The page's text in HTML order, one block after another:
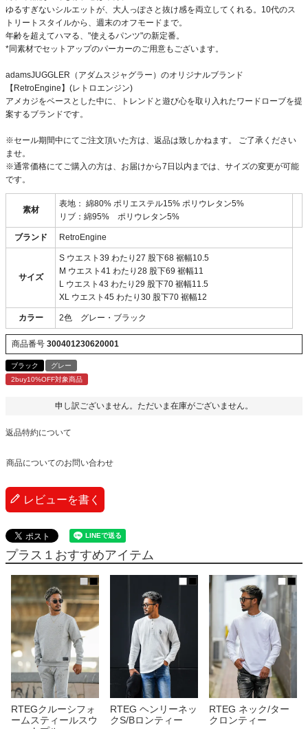
ゆるすぎないシルエットが、大人っぽさと抜け感を両立してくれる。10代のス
トリートスタイルから、週末のオフモードまで。
年齢を超えてハマる、"使えるパンツ"の新定番。
*同素材でセットアップのパーカーのご用意もございます。
adamsJUGGLER（アダムスジャグラー）のオリジナルブランド
【RetroEngine】(レトロエンジン)
アメカジをベースとした中に、トレンドと遊び心を取り入れたワードローブを提
案するブランドです。
※セール期間中にてご注文頂いた方は、返品は致しかねます。 ご了承ください
ませ。
※通常価格にてご購入の方は、お届けから7日以内までは、サイズの変更が可能
です。
素材
表地： 綿80% ポリエステル15% ポリウレタン5%
リブ：綿95% ポリウレタン5%
ブランド RetroEngine
サイズ
S ウエスト39 わたり27 股下68 裾幅10.5
M ウエスト41 わたり28 股下69 裾幅11
L ウエスト43 わたり29 股下70 裾幅11.5
XL ウエスト45 わたり30 股下70 裾幅12
カラー 2色 グレー・ブラック
商品番号 300401230620001
ブラック
グレー
2buy10%OFF対象商品
申し訳ございません。ただいま在庫がございません。
返品特約について
商品についてのお問い合わせ
レビューを書く
プラス１おすすめアイテム
RTEGクルーシフォ
ームスティールスウ
RTEG ヘンリーネッ
クS/Bロンティー
RTEG ネック/ター
クロンティー